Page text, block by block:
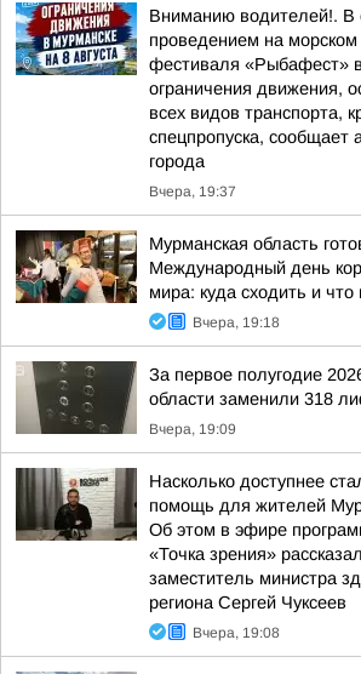
Вниманию водителей!. В
проведением на
фестиваля «Рыбафест»
ограничения движения,
всех видов транспорта,
спецпропуска, сообщает
города
Вчера, 19:37
Мурманская область
Международный день
мира: куда сходить и что
Вчера, 19:18
За первое полугодие
области заменили 318
Вчера, 19:09
Насколько доступнее
помощь для жителей
Об этом в эфире
«Точка зрения»
заместитель министра
региона Сергей Чуксеев
Вчера, 19:08